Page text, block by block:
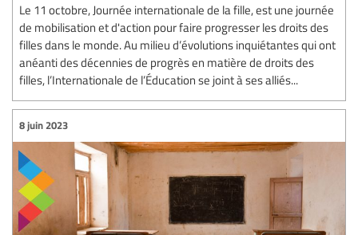
Le 11 octobre, Journée internationale de la fille, est une journée
de mobilisation et d'action pour faire progresser les droits des
filles dans le monde. Au milieu d’évolutions inquiétantes qui ont
anéanti des décennies de progrès en matière de droits des
filles, l’Internationale de l’Éducation se joint à ses alliés...
8 juin 2023